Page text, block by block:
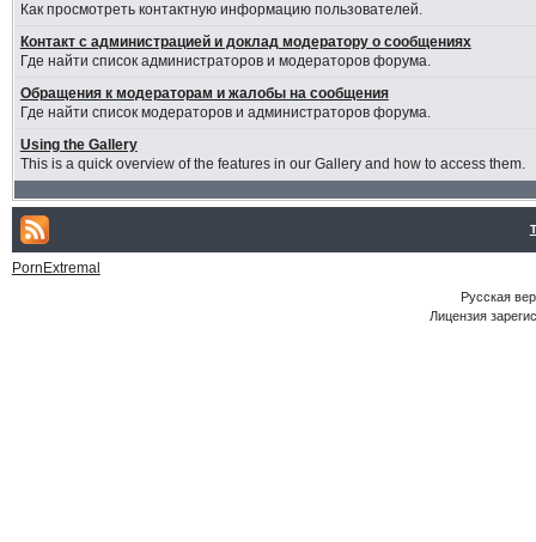
Как просмотреть контактную информацию пользователей.
Контакт с администрацией и доклад модератору о сообщениях
Где найти список администраторов и модераторов форума.
Обращения к модераторам и жалобы на сообщения
Где найти список модераторов и администраторов форума.
Using the Gallery
This is a quick overview of the features in our Gallery and how to access them.
PornExtremal
Русская
Лицензия